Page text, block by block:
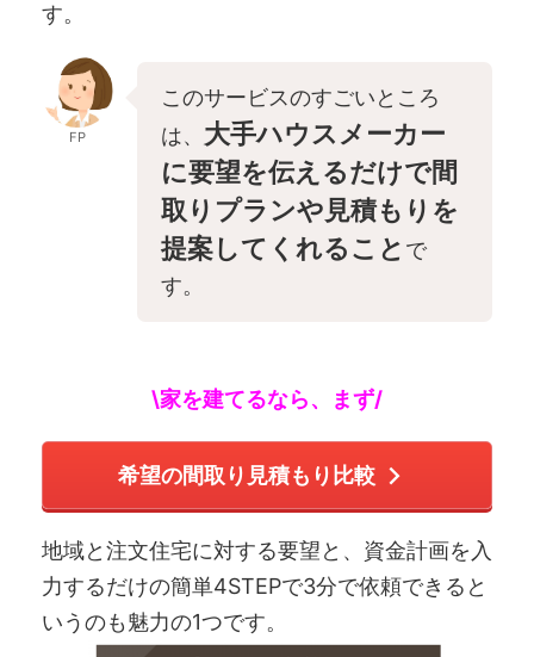
す。
FP
このサービスのすごいところ
は、 大手ハウスメーカー
に要望を伝えるだけで間
取りプランや見積もりを
提案してくれること で
す。
\家を建てるなら、まず/
希望の間取り見積もり比較
地域と注文住宅に対する要望と、資金計画を入
力するだけの簡単4STEPで3分で依頼できると
いうのも魅力の1つです。